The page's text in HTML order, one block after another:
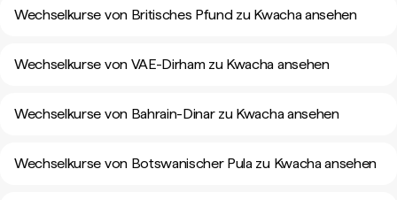
Wechselkurse von Britisches Pfund zu Kwacha ansehen
Wechselkurse von VAE-Dirham zu Kwacha ansehen
Wechselkurse von Bahrain-Dinar zu Kwacha ansehen
Wechselkurse von Botswanischer Pula zu Kwacha ansehen